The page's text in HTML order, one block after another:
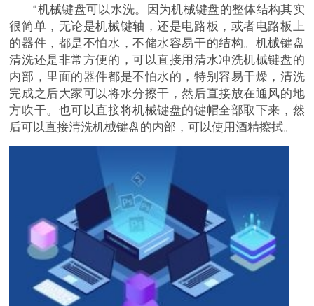
“机械键盘可以水洗。因为机械键盘的整体结构其实
很简单，无论是机械键轴，还是电路板，或者电路板上
的器件，都是不怕水，不储水容易干的结构。机械键盘
清洗还是非常方便的，可以直接用清水冲洗机械键盘的
内部，里面的器件都是不怕水的，特别容易干燥，清洗
完成之后大家可以将水分擦干，然后直接放在通风的地
方吹干。也可以直接将机械键盘的键帽全部取下来，然
后可以直接清洗机械键盘的内部，可以使用酒精擦拭。